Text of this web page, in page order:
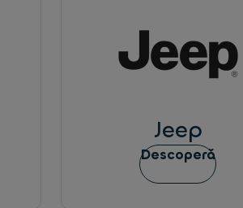
Jeep
Descoperă